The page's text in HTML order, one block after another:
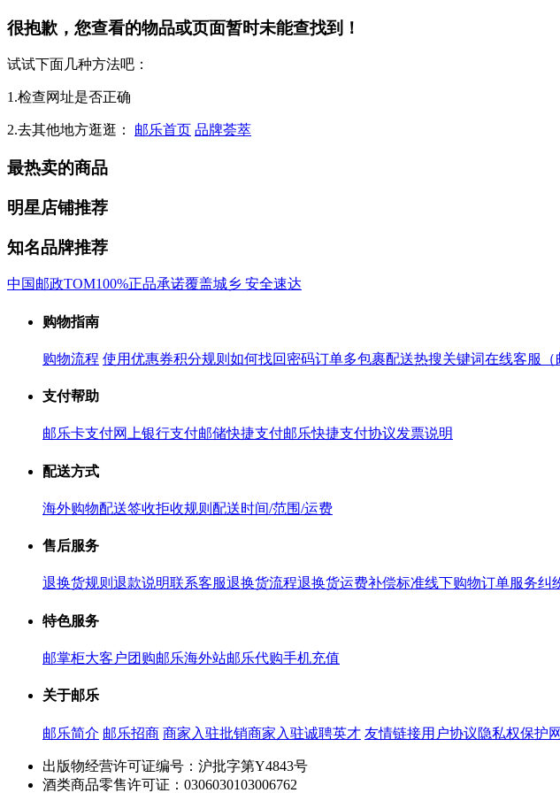
很抱歉，您查看的物品或页面暂时未能查找到！
试试下面几种方法吧：
1.检查网址是否正确
2.去其他地方逛逛： 邮乐首页 品牌荟萃
最热卖的商品
明星店铺推荐
知名品牌推荐
中国邮政TOM100%正品承诺覆盖城乡 安全速达
购物指南
购物流程 使用优惠券积分规则 如何找回密码订单多包裹配送热搜关键词在线客服（
支付帮助
邮乐卡支付网上银行支付邮储快捷支付邮乐快捷支付协议发票说明
配送方式
海外购物配送签收拒收规则 配送时间/范围/运费
售后服务
退换货规则 退款说明联系客服退换货流程退换货运费补偿标准线下购物订单服务纠
特色服务
邮掌柜大客户团购邮乐海外站邮乐代购手机充值
关于邮乐
邮乐简介 邮乐招商 商家入驻批销商家入驻诚聘英才 友情链接用户协议隐私权保护
出版物经营许可证编号：沪批字第Y4843号
酒类商品零售许可证：0306030103006762